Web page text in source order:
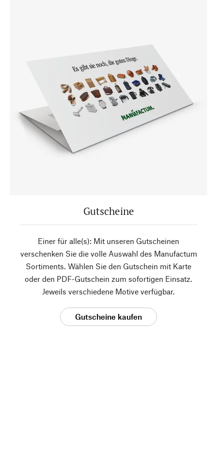
Gutscheine
Einer für alle(s): Mit unseren Gutscheinen
verschenken Sie die volle Auswahl des Manufactum
Sortiments. Wählen Sie den Gutschein mit Karte
oder den PDF-Gutschein zum sofortigen Einsatz.
Jeweils verschiedene Motive verfügbar.
Gutscheine kaufen